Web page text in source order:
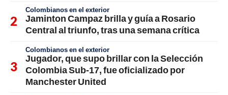
Colombianos en el exterior
Jaminton Campaz brilla y guía a Rosario
Central al triunfo, tras una semana crítica
Colombianos en el exterior
Jugador, que supo brillar con la Selección
Colombia Sub-17, fue oficializado por
Manchester United